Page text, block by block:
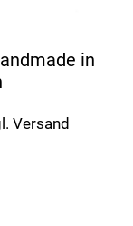
in
Versand